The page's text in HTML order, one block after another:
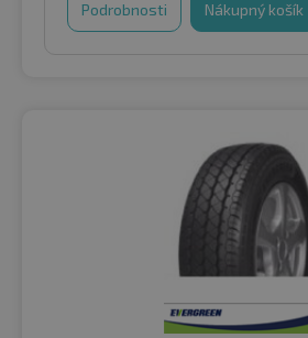
Podrobnosti Nákupný košík